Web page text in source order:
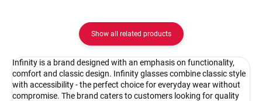
Show all related products
Infinity is a brand designed with an emphasis on functionality,
comfort and classic design. Infinity glasses combine classic style
with accessibility - the perfect choice for everyday wear without
compromise. The brand caters to customers looking for quality